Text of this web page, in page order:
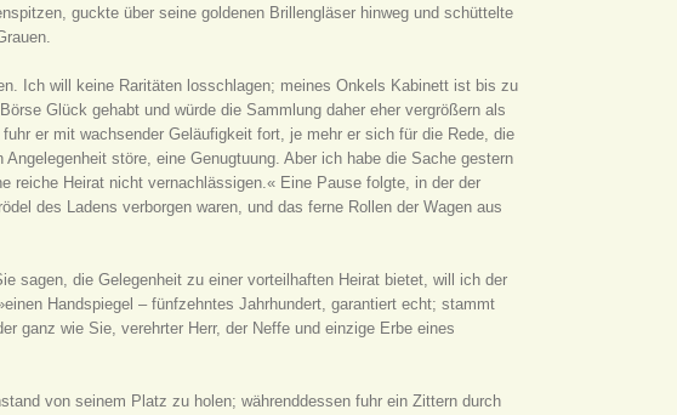
guckte über seine goldenen Brillengläser hinweg und schüttelte
Ich will keine Raritäten losschlagen; meines Onkels Kabinett ist bis zu
Glück gehabt und würde die Sammlung daher eher vergrößern als
er mit wachsender Geläufigkeit fort, je mehr er sich für die Rede, die
störe, eine Genugtuung. Aber ich habe die Sache gestern
reiche Heirat nicht vernachlässigen.« Eine Pause folgte, in der der
des Ladens verborgen waren, und das ferne Rollen der Wagen aus
sagen, die Gelegenheit zu einer vorteilhaften Heirat bietet, will ich der
Handspiegel – fünfzehntes Jahrhundert, garantiert echt; stammt
ganz wie Sie, verehrter Herr, der Neffe und einzige Erbe eines
von seinem Platz zu holen; währenddessen fuhr ein Zittern durch